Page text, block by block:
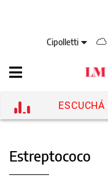
Cipolletti
ESCUCHÁ
Estreptococo